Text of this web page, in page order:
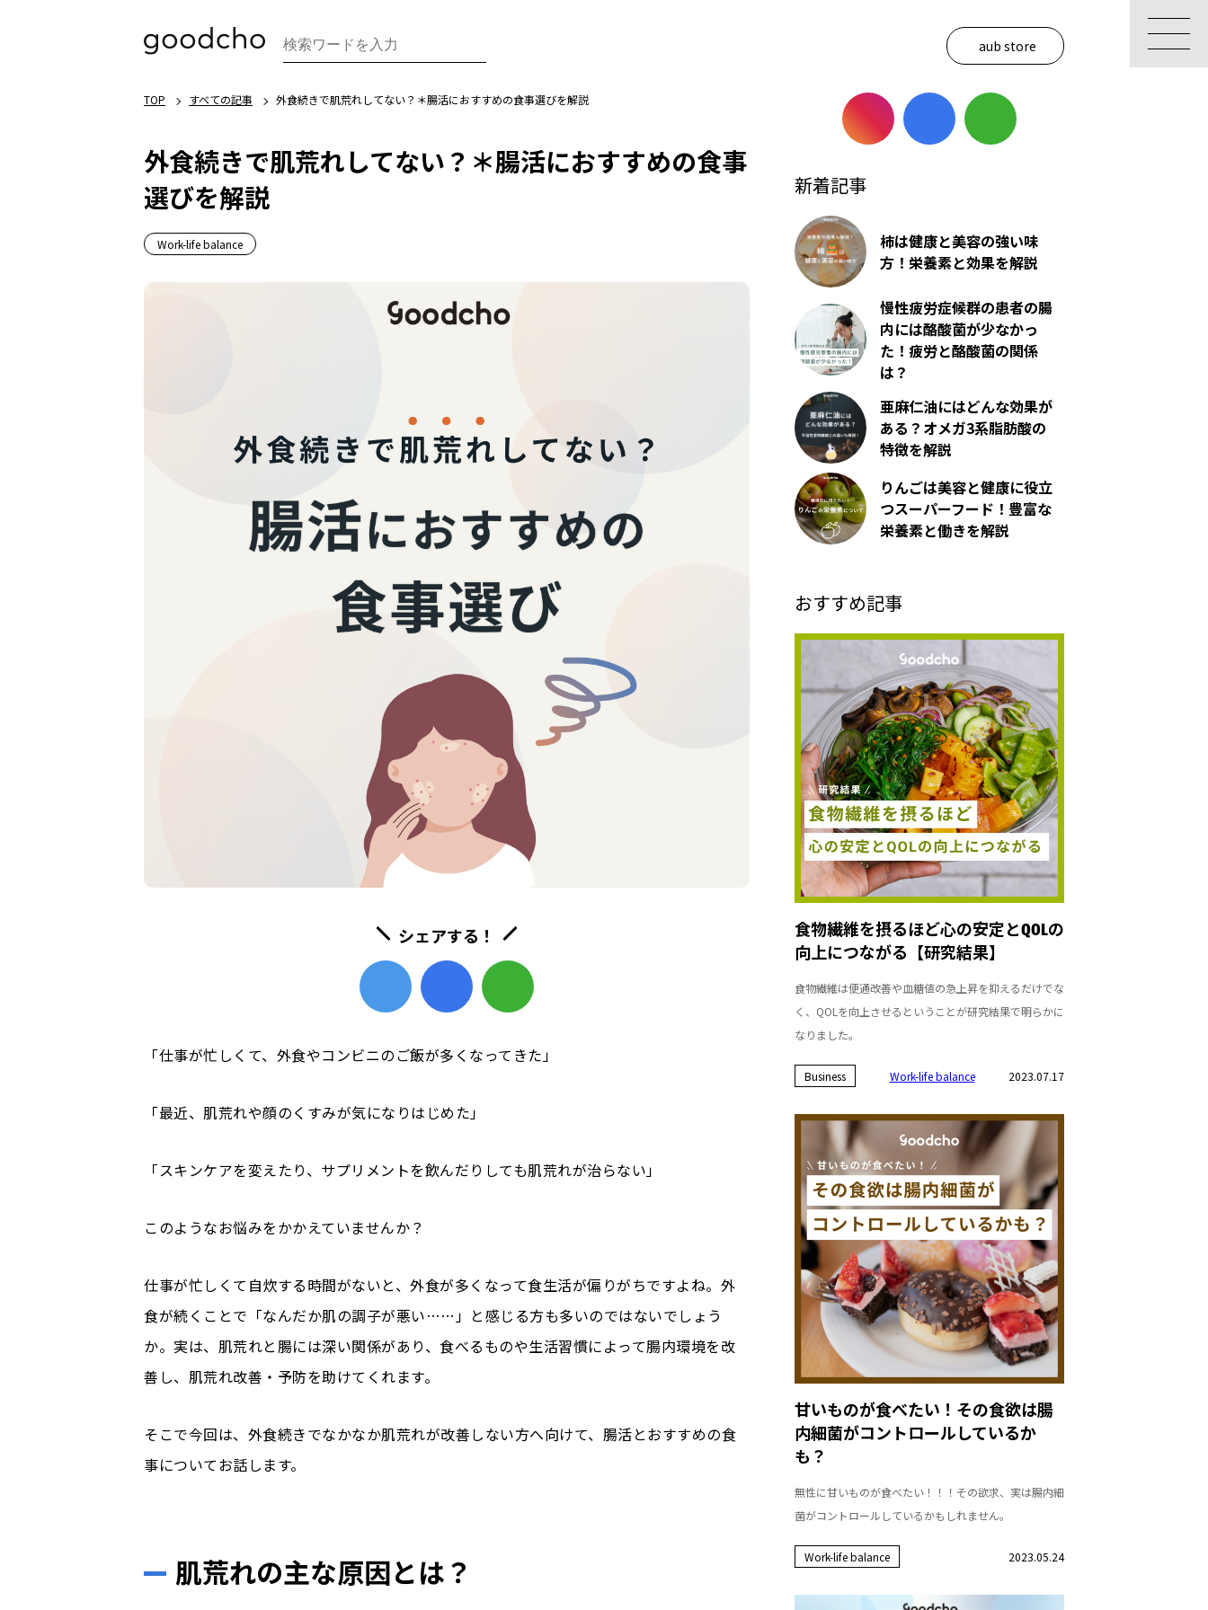
aub store
TOP すべての記事 外食続きで肌荒れしてない？＊腸活におすすめの食事選びを解説
外食続きで肌荒れしてない？＊腸活におすすめの食事
選びを解説
Work-life balance
シェアする！
「仕事が忙しくて、外食やコンビニのご飯が多くなってきた」
「最近、肌荒れや顔のくすみが気になりはじめた」
「スキンケアを変えたり、サプリメントを飲んだりしても肌荒れが治らない」
このようなお悩みをかかえていませんか？
仕事が忙しくて自炊する時間がないと、外食が多くなって食生活が偏りがちですよね。外
食が続くことで「なんだか肌の調子が悪い……」と感じる方も多いのではないでしょう
か。実は、肌荒れと腸には深い関係があり、食べるものや生活習慣によって腸内環境を改
善し、肌荒れ改善・予防を助けてくれます。
そこで今回は、外食続きでなかなか肌荒れが改善しない方へ向けて、腸活とおすすめの食
事についてお話します。
肌荒れの主な原因とは？
新着記事
柿は健康と美容の強い味
方！栄養素と効果を解説
慢性疲労症候群の患者の腸
内には酪酸菌が少なかっ
た！疲労と酪酸菌の関係
は？
亜麻仁油にはどんな効果が
ある？オメガ3系脂肪酸の
特徴を解説
りんごは美容と健康に役立
つスーパーフード！豊富な
栄養素と働きを解説
おすすめ記事
食物繊維を摂るほど心の安定とQOLの
向上につながる【研究結果】
食物繊維は便通改善や血糖値の急上昇を抑えるだけでな
く、QOLを向上させるということが研究結果で明らかに
なりました。
Business Work-life balance 2023.07.17
甘いものが食べたい！その食欲は腸
内細菌がコントロールしているか
も？
無性に甘いものが食べたい！！！その欲求、実は腸内細
菌がコントロールしているかもしれません。
Work-life balance 2023.05.24